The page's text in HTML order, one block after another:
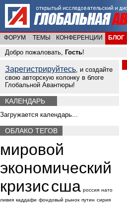
ФОРУМ ТЕМЫ КОНФЕРЕНЦИИ БЛОГ
Добро пожаловать, Гость!
Зарегистрируйтесь, и создайте
свою авторскую колонку в блоге
Глобальной Авантюры!
КАЛЕНДАРЬ
Загружается календарь...
ОБЛАКО ТЕГОВ
мировой
экономический
кризиссша россия нато
ливия каддафи фондовый рынок путин сирия